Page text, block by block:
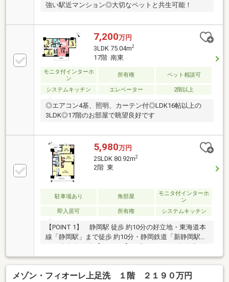
強い駅近マンション◎大切なペットと共生可能！
7,200万円
3LDK 75.04m2
17階 南東
モニタ付インターホ
ン
所有権 ペット相談可
システムキッチン エレベーター 2階以上
◎エアコン4基、照明、カーテン付◎LDK16帖以上の
3LDK◎17階のお部屋で眺望良好です
5,980万円
2SLDK 80.92m2
2階 東
駐車場あり 角部屋
モニタ付インターホ
ン
即入居可
所有権 システムキッチン
【POINT 1】 静岡駅 徒歩 約10分の好立地・東海道本
線「静岡駅」まで徒歩 約10分・静岡鉄道「新静岡駅」
まで徒歩 約12分【POINT 2】 広々ＬＤＫ・収納豊
富・ＬＤＫは約21帖で広々としています。・居室にウ
ォークインクローゼットが付いており、収納豊富。
【POINT 3】 築浅・室内クリーニング済み・築浅マ
メゾン・フィオーレ上足洗 １階 ２１９０万円